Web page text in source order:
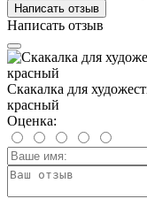
Написать отзыв
Написать отзыв
Скакалка для
красный
Оценка: